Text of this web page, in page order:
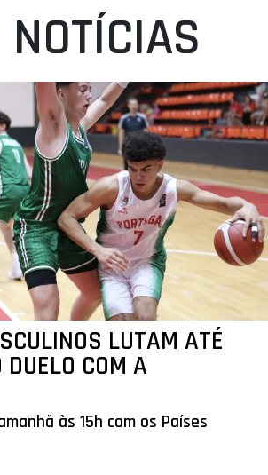
LUTAM ATÉ
COM A
às 15h com os Países